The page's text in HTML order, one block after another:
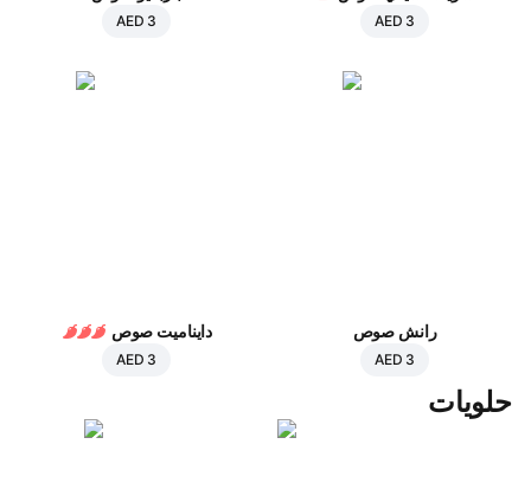
AED 3
AED 3
رانش صوص
AED 3
دايناميت صوص
AED 3
حلويات